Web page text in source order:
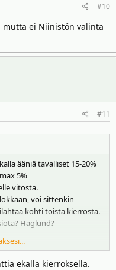
#10
mutta ei Niinistön valinta
#11
ääniä tavalliset 15-20%
5%
vitosta.
voi sittenkin
kohti toista kierrosta.
Haglund?
Liian usvainen kristallipallo.
ekalla kierroksella.